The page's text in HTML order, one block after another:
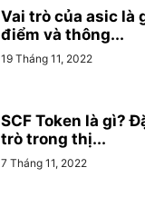
Vai trò của asic là
điểm và thông...
19 Tháng 11, 2022
SCF Token là gì?
trò trong thị...
7 Tháng 11, 2022